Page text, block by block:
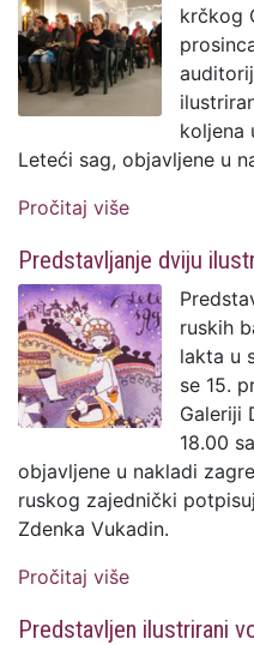
krčkog
koljena
Leteći sag, objavljene u
Pročitaj više
Predstavljanje dviju
ruskih
lakta u
se 15.
Galeriji
18.00
objavljene u nakladi
ruskog zajednički
Zdenka Vukadin.
Pročitaj više
Predstavljen ilustrirani